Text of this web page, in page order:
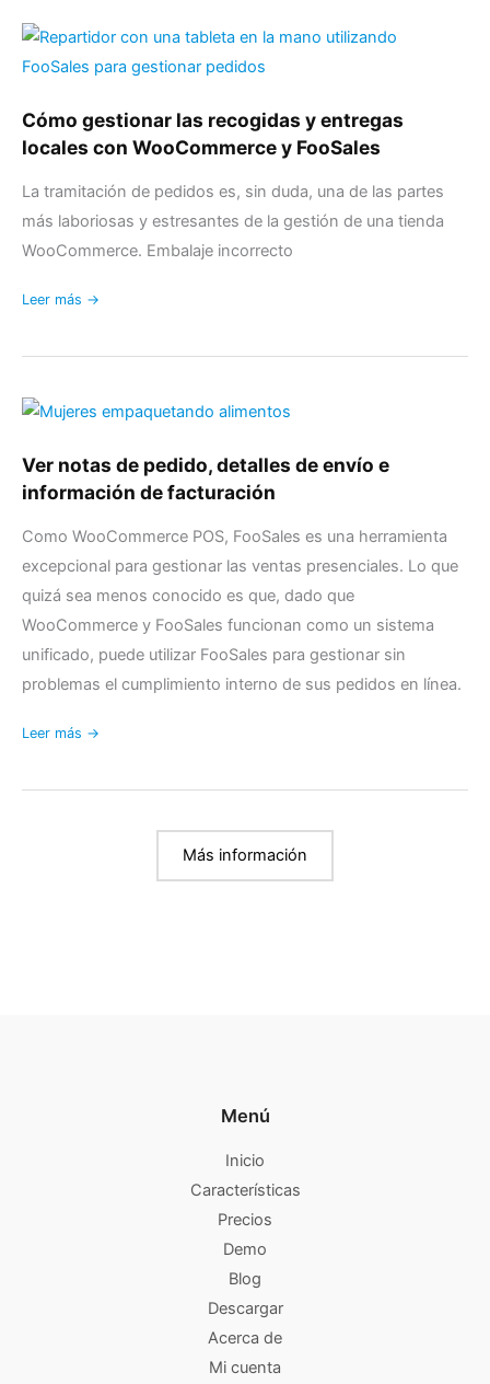
Cómo gestionar las recogidas y entregas
locales con WooCommerce y FooSales
La tramitación de pedidos es, sin duda, una de las partes
más laboriosas y estresantes de la gestión de una tienda
WooCommerce. Embalaje incorrecto
Cómo
gestionar
recogidas
entregas
locales
con
y
Leer más →
Ver notas de pedido, detalles de envío e
información de facturación
Como WooCommerce POS, FooSales es una herramienta
excepcional para gestionar las ventas presenciales. Lo que
quizá sea menos conocido es que, dado que
WooCommerce y FooSales funcionan como un sistema
unificado, puede utilizar FooSales para gestionar sin
problemas el cumplimiento interno de sus pedidos en línea.
Ver
de
pedido,
de
envío
información
de
facturación
Leer más →
Más información
Menú
Inicio
Características
Precios
Demo
Blog
Descargar
Acerca de
Mi cuenta